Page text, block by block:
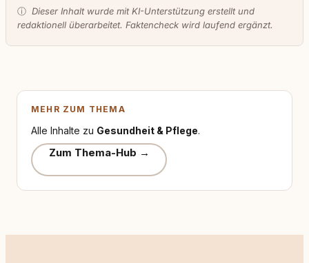
ⓘ Dieser Inhalt wurde mit KI-Unterstützung erstellt und
redaktionell überarbeitet. Faktencheck wird laufend ergänzt.
MEHR ZUM THEMA
Alle Inhalte zu Gesundheit & Pflege.
Zum Thema-Hub →